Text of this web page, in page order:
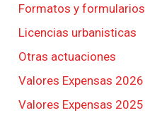
Formatos y formularios
Licencias urbanisticas
Otras actuaciones
Valores Expensas 2026
Valores Expensas 2025